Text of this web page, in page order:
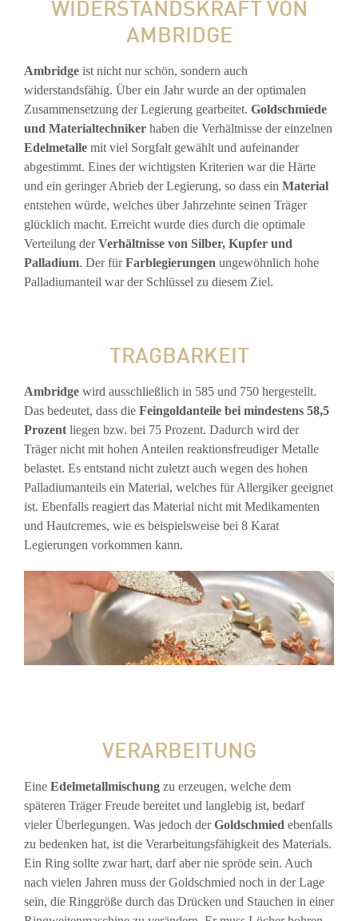
AMBRIDGE
Ambridge ist nicht nur schön, sondern auch
widerstandsfähig. Über ein Jahr wurde an der optimalen
Zusammensetzung der Legierung gearbeitet. Goldschmiede
und Materialtechniker haben die Verhältnisse der einzelnen
Edelmetalle mit viel Sorgfalt gewählt und aufeinander
abgestimmt. Eines der wichtigsten Kriterien war die Härte
und ein geringer Abrieb der Legierung, so dass ein Material
entstehen würde, welches über Jahrzehnte seinen Träger
glücklich macht. Erreicht wurde dies durch die optimale
Verteilung derVerhältnisse von Silber, Kupfer und
Palladium. Der fürFarblegierungen ungewöhnlich hohe
Palladiumanteil war der Schlüssel zu diesem Ziel.
TRAGBARKEIT
Ambridge wird ausschließlich in 585 und 750 hergestellt.
Das bedeutet, dass die Feingoldanteile bei mindestens 58,5
Prozent liegen bzw. bei 75 Prozent. Dadurch wird der
Träger nicht mit hohen Anteilen reaktionsfreudiger Metalle
belastet. Es entstand nicht zuletzt auch wegen des hohen
Palladiumanteils ein Material, welches für Allergiker geeignet
ist. Ebenfalls reagiert das Material nicht mit Medikamenten
und Hautcremes, wie es beispielsweise bei 8 Karat
Legierungen vorkommen kann.
VERARBEITUNG
Eine Edelmetallmischung zu erzeugen, welche dem
späteren Träger Freude bereitet und langlebig ist, bedarf
vieler Überlegungen. Was jedoch derGoldschmied ebenfalls
zu bedenken hat, ist die Verarbeitungsfähigkeit des Materials.
Ein Ring sollte zwar hart, darf aber nie spröde sein. Auch
nach vielen Jahren muss der Goldschmied noch in der Lage
sein, die Ringgröße durch das Drücken und Stauchen in einer